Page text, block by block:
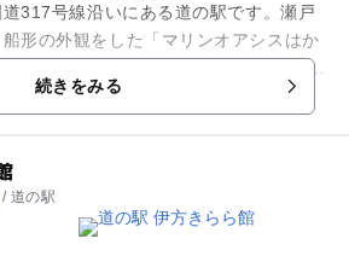
317号線沿いにある道の駅です。瀬戸
形の外観をした「マリンオアシスはか
には、1000人規模のシアターホールを
続きをみる
道の駅